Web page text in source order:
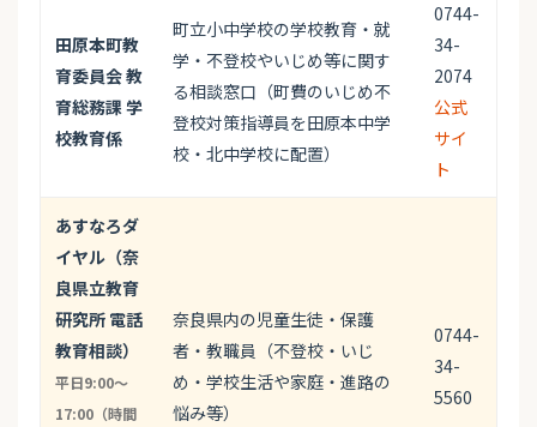
田原本町教
育委員会 教
育総務課 学
校教育係
町立小中学校の学校教育・就
学・不登校やいじめ等に関す
る相談窓口（町費のいじめ不
登校対策指導員を田原本中学
校・北中学校に配置）
0744-
34-
2074
公式
サイ
ト
あすなろダ
イヤル（奈
良県立教育
研究所 電話
教育相談）
平日9:00〜
17:00（時間
奈良県内の児童生徒・保護
者・教職員（不登校・いじ
め・学校生活や家庭・進路の
悩み等）
0744-
34-
5560